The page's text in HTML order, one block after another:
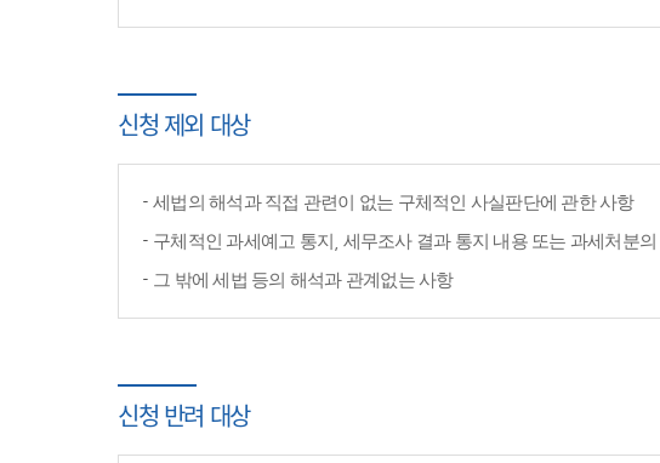
신청 제외 대상
세법의 해석과 직접 관련이 없는 구체적인 사실판단에 관한 사항
구체적인 과세예고 통지, 세무조사 결과 통지 내용 또는 과세처분
그 밖에 세법 등의 해석과 관계없는 사항
신청 반려 대상